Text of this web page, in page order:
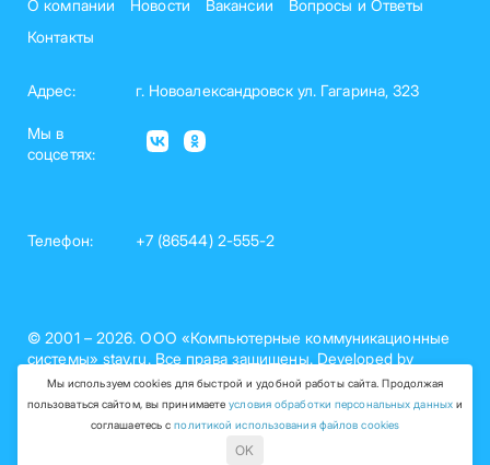
Мы используем cookies для быстрой и удобной работы сайта. Продолжая
пользоваться сайтом, вы принимаетеусловия обработки персональных данных и
соглашаетесь сполитикой использования файлов cookies
OK
О компании Новости Вакансии
Вопросы и Ответы
Контакты
Адрес: г. Новоалександровск ул. Гагарина, 323
Мы в
соцсетях:
Телефон: +7 (86544) 2-555-2
© 2001 – 2026. ООО «Компьютерные коммуникационные
системы» stav.ru. Все права защищены. Developed by
nelset.com
Политика обработки персональных данных (рег. №26-15-